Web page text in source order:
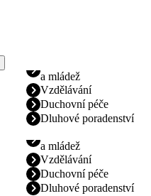
a mládež
Vzdělávání
Duchovní péče
Dluhové poradenství
a mládež
Vzdělávání
Duchovní péče
Dluhové poradenství